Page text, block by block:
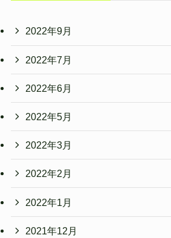
2022年9月
2022年7月
2022年6月
2022年5月
2022年3月
2022年2月
2022年1月
2021年12月